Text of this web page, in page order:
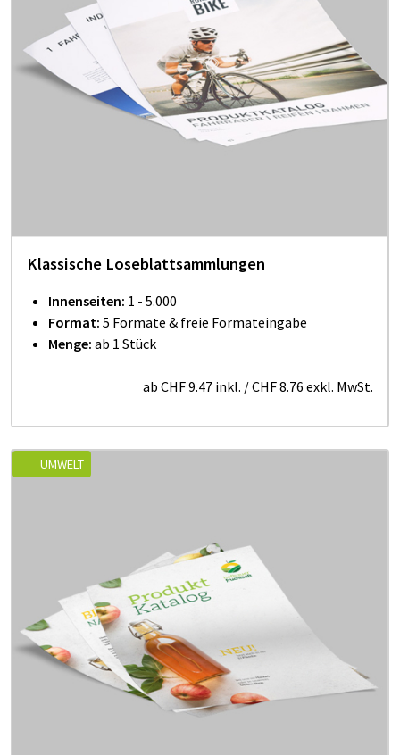
Klassische Loseblattsammlungen
Innenseiten: 1 - 5.000
Format: 5 Formate & freie Formateingabe
Menge: ab 1 Stück
ab CHF 9.47 inkl. /CHF 8.76 exkl. MwSt.
UMWELT